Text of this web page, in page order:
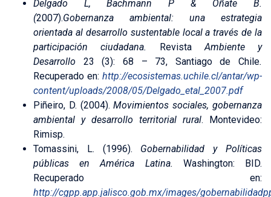
Delgado L, Bachmann P & Oñate B.
(2007).Gobernanza ambiental: una estrategia
orientada al desarrollo sustentable local a través de la
participación ciudadana. RevistaAmbiente y
Desarrollo 23 (3): 68 – 73, Santiago de Chile.
Recuperado en: http://ecosistemas.uchile.cl/antar/wp-
content/uploads/2008/05/Delgado_etal_2007.pdf
Piñeiro, D. (2004).Movimientos sociales, gobernanza
ambiental y desarrollo territorial rural. Montevideo:
Rimisp.
Tomassini, L. (1996). Gobernabilidad y Políticas
públicas en América Latina. Washington: BID.
Recuperado en:
http://cgpp.app.jalisco.gob.mx/images/